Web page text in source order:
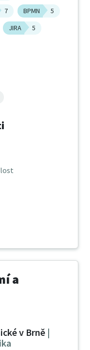
7 BPMN
5
JIRA
5
a
v Brně |